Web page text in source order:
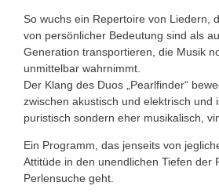
So wuchs ein Repertoire von Liedern,
von persönlicher Bedeutung sind als
Generation transportieren, die Musik
unmittelbar wahrnimmt.
Der Klang des Duos „Pearlfinder“
zwischen akustisch und elektrisch und
puristisch sondern eher musikalisch,
Ein Programm, das jenseits von
Attitüde in den unendlichen Tiefen der
Perlensuche geht.